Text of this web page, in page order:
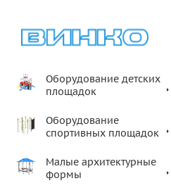
Оборудование детских
площадок
Оборудование
спортивных площадок
Малые архитектурные
формы